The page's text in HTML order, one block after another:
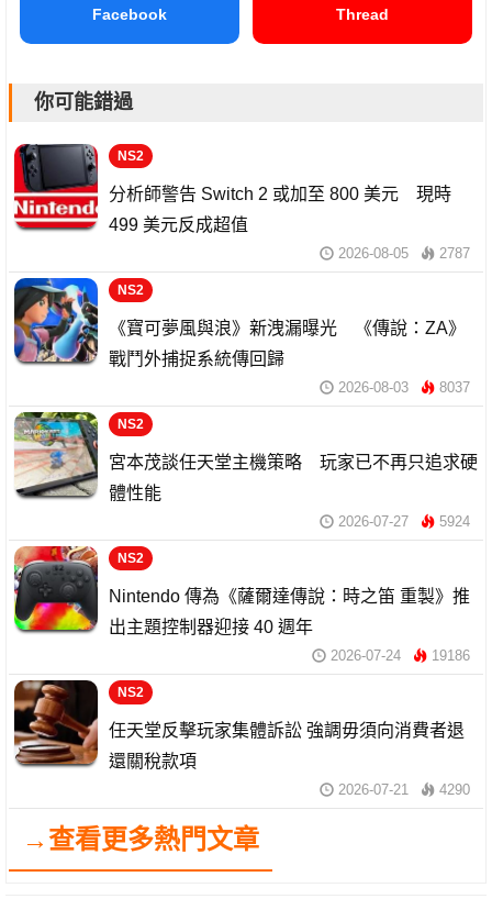
Facebook Thread
你可能錯過
NS2
分析師警告 Switch 2 或加至 800 美元 現時
499 美元反成超值
2026-08-05 2787
NS2
《寶可夢風與浪》新洩漏曝光 《傳說：ZA》
戰鬥外捕捉系統傳回歸
2026-08-03 8037
NS2
宮本茂談任天堂主機策略 玩家已不再只追求硬
體性能
2026-07-27 5924
NS2
Nintendo 傳為《薩爾達傳說：時之笛 重製》推
出主題控制器迎接 40 週年
2026-07-24 19186
NS2
任天堂反擊玩家集體訴訟 強調毋須向消費者退
還關稅款項
2026-07-21 4290
→查看更多熱門文章